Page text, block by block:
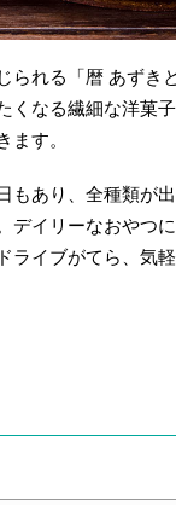
られる「暦 あずき
くなる繊細な洋菓
ます。
もあり、全種類が
デイリーなおやつ
ライブがてら、気